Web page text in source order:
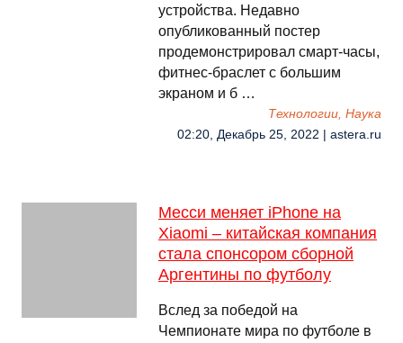
устройства. Недавно
опубликованный постер
продемонстрировал смарт-часы,
фитнес-браслет с большим
экраном и б …
Технологии, Наука
02:20, Декабрь 25, 2022 | astera.ru
Месси меняет iPhone на
Xiaomi – китайская компания
стала спонсором сборной
Аргентины по футболу
Вслед за победой на
Чемпионате мира по футболе в